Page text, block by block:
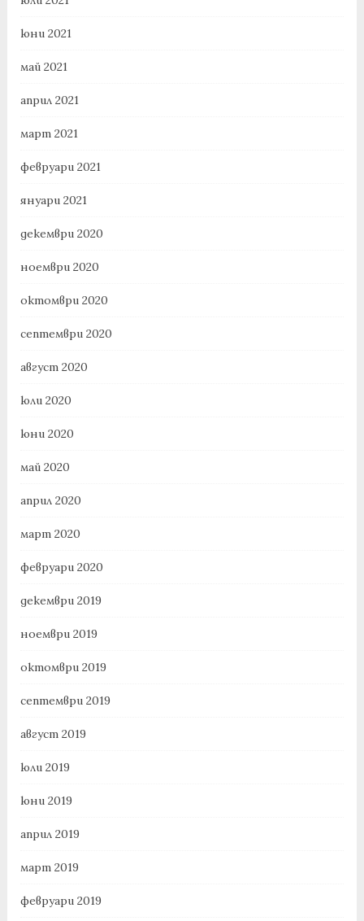
юни 2021
май 2021
април 2021
март 2021
февруари 2021
януари 2021
декември 2020
ноември 2020
октомври 2020
септември 2020
август 2020
юли 2020
юни 2020
май 2020
април 2020
март 2020
февруари 2020
декември 2019
ноември 2019
октомври 2019
септември 2019
август 2019
юли 2019
юни 2019
април 2019
март 2019
февруари 2019